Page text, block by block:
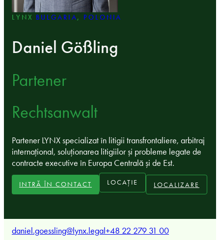
LYNX BULGARIA, POLONIA
Daniel Gößling
Partener
Rechtsanwalt
Partener LYNX specializat în litigii transfrontaliere, arbitraj
internațional, soluționarea litigiilor și probleme legate de
contracte executive în Europa Centrală și de Est.
INTRĂ ÎN CONTACT LOCAȚIE LOCALIZARE
daniel.goessling@lynx.legal+48 22 279 31 00